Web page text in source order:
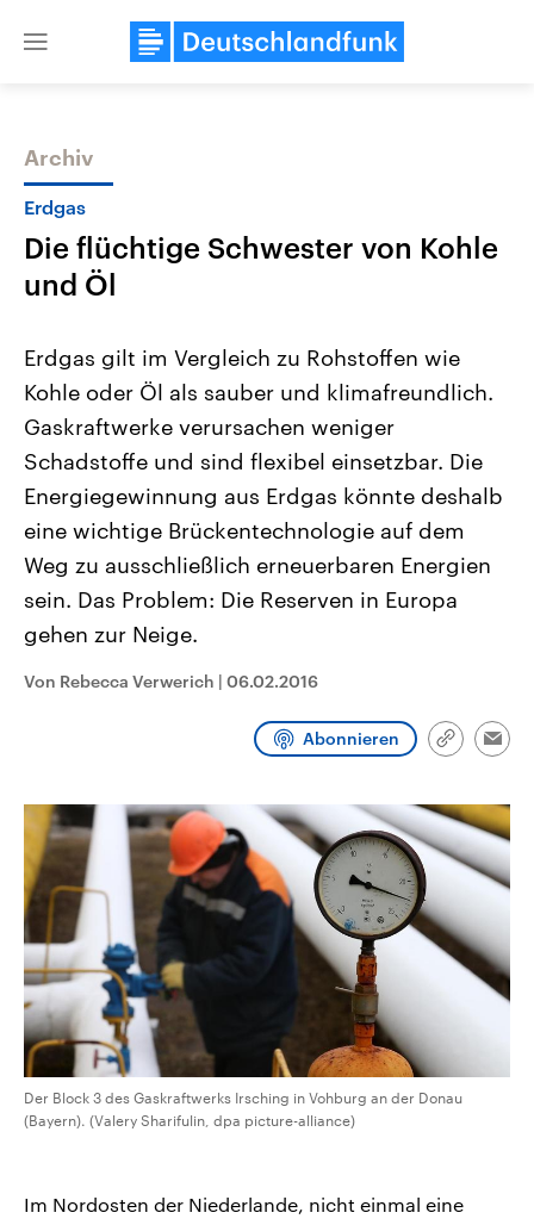
Close
Themen
Landtagswahl Sachsen-Anhalt
2026
Alle Informationen
Sachsen-Anhalt wählt am 6.
September 2026 einen neuen
Landtag. Seit 2021 wird das
Bundesland von einer Koalition aus
CDU, SPD und FDP regiert.-
Umfragen, Prognosen,
Wahlprogramme, aktuelle Berichte
und Hintergründe zu den Parteien
und Kandidaten der anstehenden
Wahl.
Aktuelle Beiträge,
Hintergründe
Wirtschaftlich und
gehören die Vereinigten
den mächtigsten Ländern
mit großem Einfluss auf
aktuelle Weltgeschehen.
Sendungen Programm Podcasts
Archiv
Erdgas
Die flüchtige Schwester von Kohle
und Öl
Erdgas gilt im Vergleich zu Rohstoffen wie
Kohle oder Öl als sauber und klimafreundlich.
Gaskraftwerke verursachen weniger
Schadstoffe und sind flexibel einsetzbar. Die
Energiegewinnung aus Erdgas könnte deshalb
eine wichtige Brückentechnologie auf dem
Weg zu ausschließlich erneuerbaren Energien
sein. Das Problem: Die Reserven in Europa
gehen zur Neige.
Von Rebecca Verwerich | 06.02.2016
Abonnieren
Link
Der Block 3 des Gaskraftwerks Irsching in Vohburg an der Donau
(Bayern). (Valery Sharifulin, dpa picture-alliance)
Im Nordosten der Niederlande, nicht einmal eine